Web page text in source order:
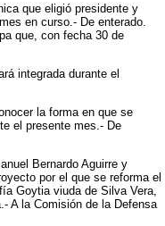
que eligió presidente y
en curso.- De enterado.
que, con fecha 30 de
integrada durante el
la forma en que se
el presente mes.- De
Bernardo Aguirre y
por el que se reforma el
Goytia viuda de Silva Vera,
A la Comisión de la Defensa